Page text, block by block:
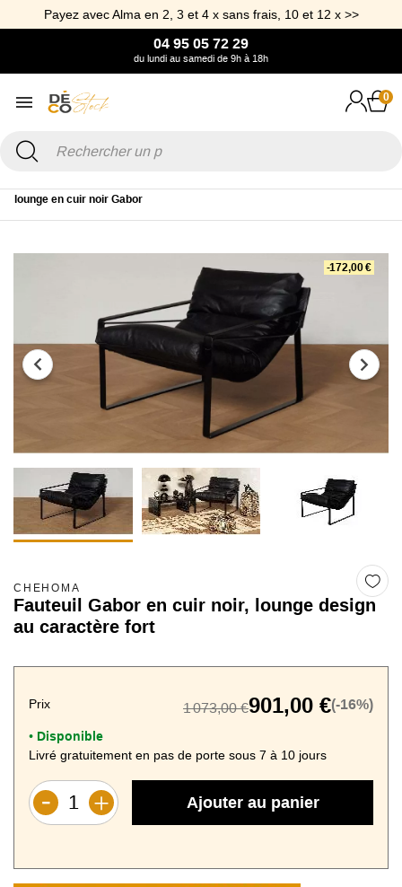
Payez avec Alma en 2, 3 et 4 x sans frais, 10 et 12 x >>
04 95 05 72 29
du lundi au samedi de 9h à 18h
0
lounge en cuir noir Gabor
-172,00 €
CHEHOMA
Fauteuil Gabor en cuir noir, lounge design
au caractère fort
Prix 1 073,00 €901,00 €(-16%)
• Disponible
Livré gratuitement en pas de porte sous 7 à 10 jours
Ajouter au panier